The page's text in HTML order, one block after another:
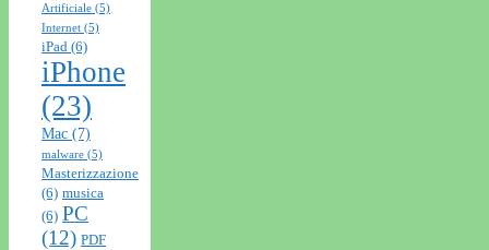
Artificiale (5)
Internet (5)
iPad (6)
iPhone
(23)
Mac (7)
malware (5)
Masterizzazione
(6) musica
(6) PC
(12) PDF